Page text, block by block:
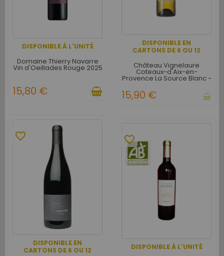
DISPONIBLE À L'UNITÉ
Domaine Thierry Navarre
Vin d'Oeillades Rouge 2025
15,80 €
DISPONIBLE EN
CARTONS DE 6 OU 12
Château Vignelaure
Coteaux-d'Aix-en-
Provence La Source Blanc -
15,90 €
DISPONIBLE EN
CARTONS DE 6 OU 12
favorite_border
DISPONIBLE À L'UNITÉ
favorite_border